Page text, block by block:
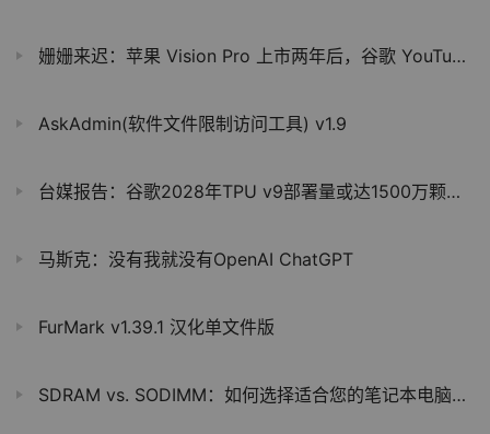
姗姗来迟：苹果 Vision Pro 上市两年后，谷歌 YouTube 原生应用终于登场
AskAdmin(软件文件限制访问工具) v1.9
台媒报告：谷歌2028年TPU v9部署量或达1500万颗，规模有望赶超英伟达
马斯克：没有我就没有OpenAI ChatGPT
FurMark v1.39.1 汉化单文件版
SDRAM vs. SODIMM：如何选择适合您的笔记本电脑的内存类型